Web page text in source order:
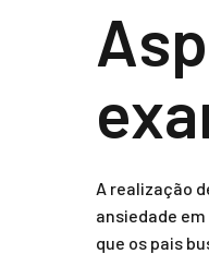
A realização
ansiedade
que os pais